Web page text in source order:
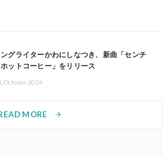
グライターかわにしなつき、新曲「センチ
ットコーヒー」をリリース
MORE arrow_forward